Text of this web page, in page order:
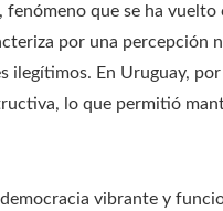
que se ha vuelto
por una percepción
ilegítimos. En Uruguay,
lo que permitió
vibrante y